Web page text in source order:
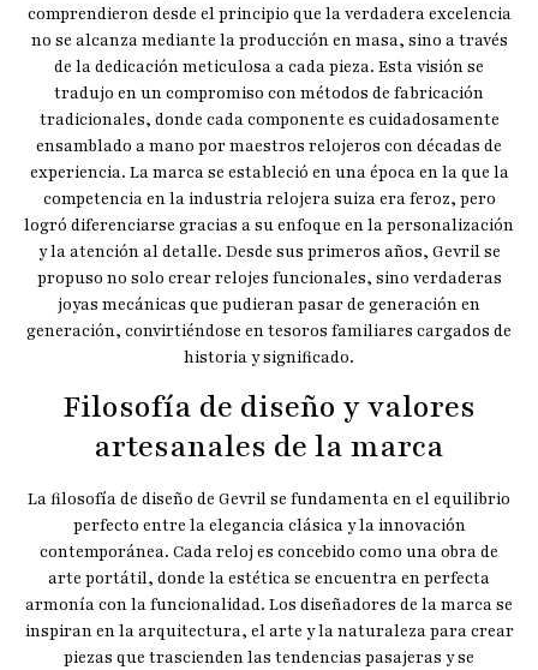
comprendieron desde el principio que la verdadera excelencia
no se alcanza mediante la producción en masa, sino a través
de la dedicación meticulosa a cada pieza. Esta visión se
tradujo en un compromiso con métodos de fabricación
tradicionales, donde cada componente es cuidadosamente
ensamblado a mano por maestros relojeros con décadas de
experiencia. La marca se estableció en una época en la que la
competencia en la industria relojera suiza era feroz, pero
logró diferenciarse gracias a su enfoque en la personalización
y la atención al detalle. Desde sus primeros años, Gevril se
propuso no solo crear relojes funcionales, sino verdaderas
joyas mecánicas que pudieran pasar de generación en
generación, convirtiéndose en tesoros familiares cargados de
historia y significado.
Filosofía de diseño y valores
artesanales de la marca
La filosofía de diseño de Gevril se fundamenta en el equilibrio
perfecto entre la elegancia clásica y la innovación
contemporánea. Cada reloj es concebido como una obra de
arte portátil, donde la estética se encuentra en perfecta
armonía con la funcionalidad. Los diseñadores de la marca se
inspiran en la arquitectura, el arte y la naturaleza para crear
piezas que trascienden las tendencias pasajeras y se